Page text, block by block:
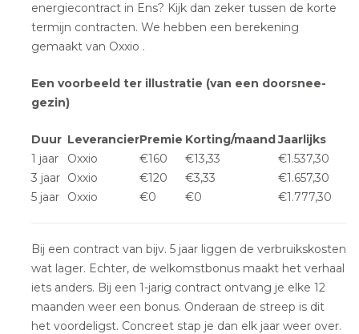
energiecontract in Ens? Kijk dan zeker tussen de korte
termijn contracten. We hebben een berekening
gemaakt van Oxxio .
Een voorbeeld ter illustratie (van een doorsnee-
gezin)
Duur LeverancierPremie Korting/maandJaarlijks
1 jaar
Oxxio €160 €13,33
€1.537,30
3 jaar Oxxio €120 €3,33
€1.657,30
5 jaar
Oxxio €0 €0 €1.777,30
Bij een contract van bijv. 5 jaar liggen de verbruikskosten
wat lager. Echter, de welkomstbonus maakt het verhaal
iets anders. Bij een 1-jarig contract ontvang je elke 12
maanden weer een bonus. Onderaan de streep is dit
het voordeligst. Concreet stap je dan elk jaar weer over.